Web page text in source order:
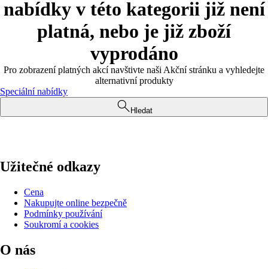
nabídky v této kategorii již není
platná, nebo je již zboží
vyprodáno
Pro zobrazení platných akcí navštivte naši Akční stránku a vyhledejte
alternativní produkty
Speciální nabídky
Hledat
Užitečné odkazy
Cena
Nakupujte online bezpečně
Podmínky používání
Soukromí a cookies
O nás